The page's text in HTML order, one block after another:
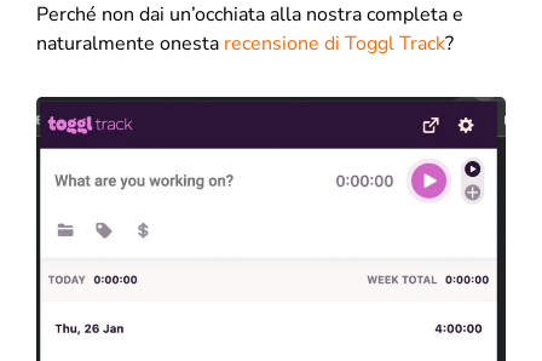
Perché non dai un’occhiata alla nostra completa e
naturalmente onesta recensione di Toggl Track?